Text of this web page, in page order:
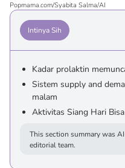
Popmama.com/Syabita Salma/AI
Intinya Sih
Kadar prolaktin
Sistem supply and
malam
Aktivitas Siang Hari
This section summary was
editorial team.